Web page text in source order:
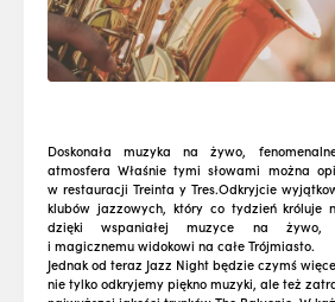
Doskonała muzyka na żywo,
atmosfera Właśnie tymi słowami można
w restauracji Treinta y Tres.Odkryjcie
klubów jazzowych, który co tydzień króluje
dzięki wspaniałej muzyce na żywo,
i magicznemu widokowi na całe Trójmiasto.
Jednak od teraz Jazz Night będzie czymś
nie tylko odkryjemy piękno muzyki, ale też